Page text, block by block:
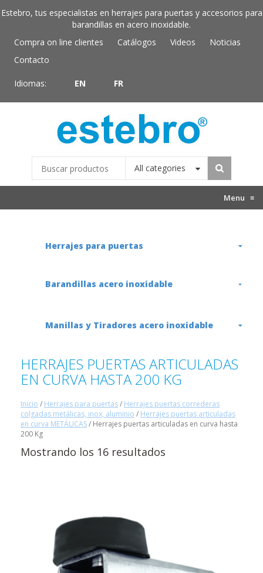
Estebro, tus especialistas en herrajes para puertas y accesorios para
barandillas en acero inoxidable.
Compra on line clientes
Catálogos Videos
Noticias
Contacto
Idiomas: EN FR
All categories
Menu ≡
Herrajes para puertas
Barandillas acero inoxidable
Manillas y Tiradores acero inoxidable
HERRAJES PUERTAS ARTICULADAS
EN CURVA HASTA 200 KG
Inicio / Herrajes para puertas/ Herrajes puertas correderas
colgadas metálicas, inox, aluminio / Herrajes puertas articuladas
en curva METÁLICAS/ Herrajes puertas articuladas en curva hasta
200 Kg
Mostrando los 16 resultados